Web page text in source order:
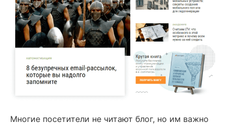
Многие посетители не читают блог, но им важно